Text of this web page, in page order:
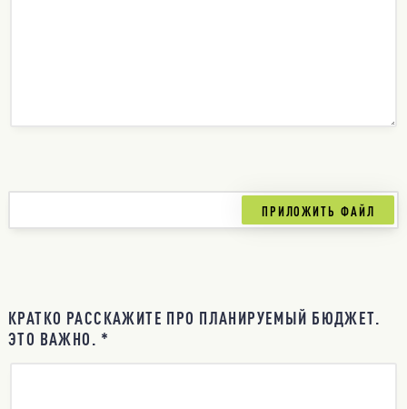
КРАТКО РАССКАЖИТЕ ПРО ПЛАНИРУЕМЫЙ БЮДЖЕТ.
ЭТО ВАЖНО. *